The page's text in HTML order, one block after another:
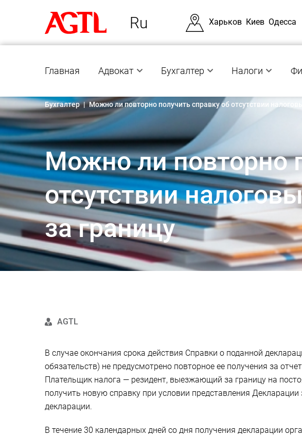
Ru Харьков Киев Одесса
Главная Адвокат Бухгалтер Налоги
Бухгалтер | Можно ли повторно получить справку об отсутствии
Можно ли повторно
отсутствии
за границу
AGTL
В случае окончания срока действия Справки о поданной
обязательств) не предусмотрено повторное ее получения за
Плательщик налога — резидент, выезжающий за границу на
получить новую справку при условии представления
декларации.
В течение 30 календарных дней со дня получения декларации